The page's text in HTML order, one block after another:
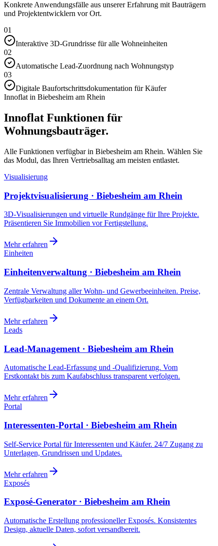
Konkrete Anwendungsfälle aus unserer Erfahrung mit Bauträgern
und Projektentwicklern vor Ort.
01
Interaktive 3D-Grundrisse für alle Wohneinheiten
02
Automatische Lead-Zuordnung nach Wohnungstyp
03
Digitale Baufortschrittsdokumentation für Käufer
Innoflat in Biebesheim am Rhein
Innoflat Funktionen für
Wohnungsbauträger.
Alle Funktionen verfügbar in Biebesheim am Rhein. Wählen Sie
das Modul, das Ihren Vertriebsalltag am meisten entlastet.
Visualisierung
Projektvisualisierung · Biebesheim am Rhein
3D-Visualisierungen und virtuelle Rundgänge für Ihre Projekte.
Präsentieren Sie Immobilien vor Fertigstellung.
Mehr erfahren
Einheiten
Einheitenverwaltung · Biebesheim am Rhein
Zentrale Verwaltung aller Wohn- und Gewerbeeinheiten. Preise,
Verfügbarkeiten und Dokumente an einem Ort.
Mehr erfahren
Leads
Lead-Management · Biebesheim am Rhein
Automatische Lead-Erfassung und -Qualifizierung. Vom
Erstkontakt bis zum Kaufabschluss transparent verfolgen.
Mehr erfahren
Portal
Interessenten-Portal · Biebesheim am Rhein
Self-Service Portal für Interessenten und Käufer. 24/7 Zugang zu
Unterlagen, Grundrissen und Updates.
Mehr erfahren
Exposés
Exposé-Generator · Biebesheim am Rhein
Automatische Erstellung professioneller Exposés. Konsistentes
Design, aktuelle Daten, sofort versandbereit.